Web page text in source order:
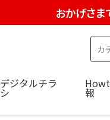
おかげさ
デジタルチラ
シ 報